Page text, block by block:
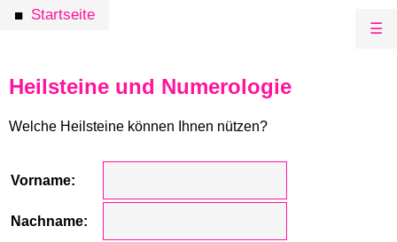
■ Startseite
☰
Heilsteine und Numerologie
Welche Heilsteine können Ihnen nützen?
Vorname:
Nachname: